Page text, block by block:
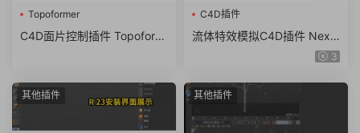
Topoformer
C4D面片控制插件 Topoform
C4D插件
流体特效模拟C4D插件 Next
Limit RealFlow Cinema 4D v
WIN
3
其他插件 其他插件